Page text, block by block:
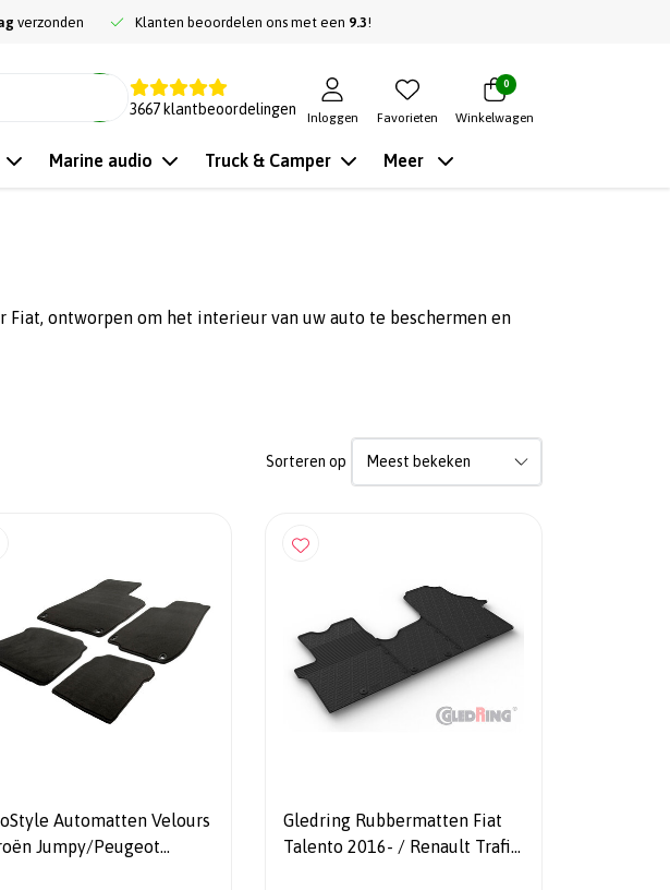
verzonden Klanten beoordelen ons met een 9.3!
3667 klantbeoordelingen
Inloggen Favorieten
0
Winkelwagen
Marine audio Truck & Camper Meer
ontworpen om het interieur van uw auto te beschermen en
Sorteren op
Automatten Velours
Jumpy/Peugeot
Gledring Rubbermatten Fiat
Talento 2016- / Renault Trafic